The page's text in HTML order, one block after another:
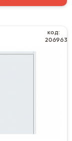
код:
206963